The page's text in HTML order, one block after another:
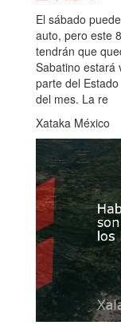
El sábado
auto, pero este
tendrán que
Sabatino estará
parte del
del mes. La re
Xataka México